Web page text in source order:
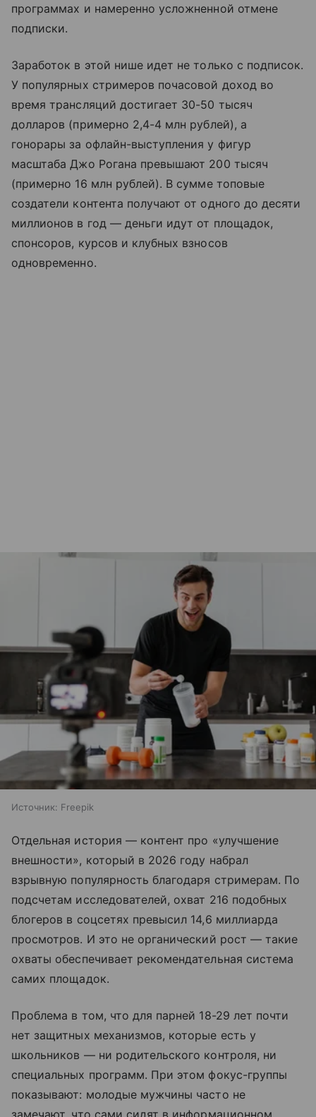
программах и намеренно усложненной отмене
подписки.
Заработок в этой нише идет не только с подписок.
У популярных стримеров почасовой доход во
время трансляций достигает 30-50 тысяч
долларов (примерно 2,4-4 млн рублей), а
гонорары за офлайн-выступления у фигур
масштаба Джо Рогана превышают 200 тысяч
(примерно 16 млн рублей). В сумме топовые
создатели контента получают от одного до десяти
миллионов в год — деньги идут от площадок,
спонсоров, курсов и клубных взносов
одновременно.
Источник: Freepik
Отдельная история — контент про «улучшение
внешности», который в 2026 году набрал
взрывную популярность благодаря стримерам. По
подсчетам исследователей, охват 216 подобных
блогеров в соцсетях превысил 14,6 миллиарда
просмотров. И это не органический рост — такие
охваты обеспечивает рекомендательная система
самих площадок.
Проблема в том, что для парней 18-29 лет почти
нет защитных механизмов, которые есть у
школьников — ни родительского контроля, ни
специальных программ. При этом фокус-группы
показывают: молодые мужчины часто не